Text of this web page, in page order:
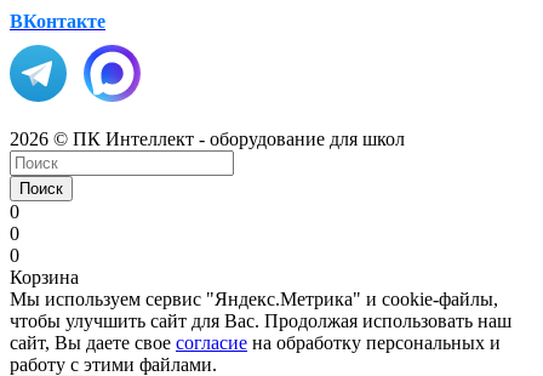
ВКонтакте
2026 © ПК Интеллект - оборудование для школ
Поиск
0
0
0
Корзина
Мы используем сервис "Яндекс.Метрика" и cookie-файлы,
чтобы улучшить сайт для Вас. Продолжая использовать наш
сайт, Вы даете свое согласие на обработку персональных и
работу с этими файлами.